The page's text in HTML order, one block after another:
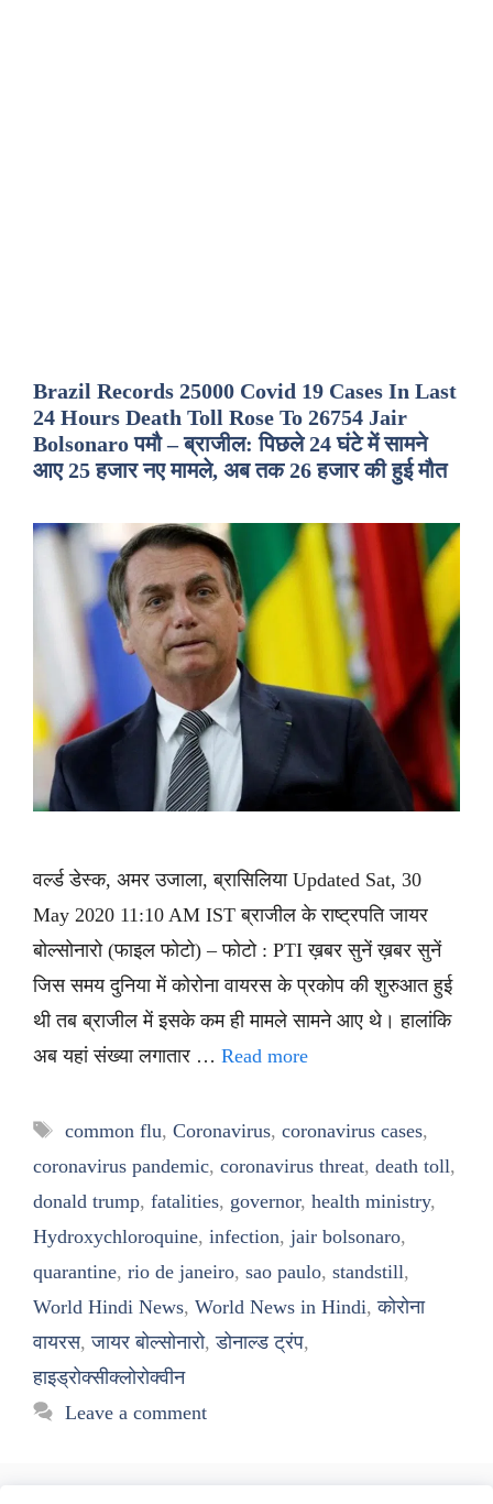
Brazil Records 25000 Covid 19 Cases In Last
24 Hours Death Toll Rose To 26754 Jair
Bolsonaro पमौ – ब्राजील: पिछले 24 घंटे में सामने
आए 25 हजार नए मामले, अब तक 26 हजार की हुई मौत
वर्ल्ड डेस्क, अमर उजाला, ब्रासिलिया Updated Sat, 30
May 2020 11:10 AM IST ब्राजील के राष्ट्रपति जायर
बोल्सोनारो (फाइल फोटो) – फोटो : PTI ख़बर सुनें ख़बर सुनें
जिस समय दुनिया में कोरोना वायरस के प्रकोप की शुरुआत हुई
थी तब ब्राजील में इसके कम ही मामले सामने आए थे। हालांकि
अब यहां संख्या लगातार … Read more
Tags
common flu, Coronavirus, coronavirus cases,
coronavirus pandemic, coronavirus threat, death toll,
donald trump, fatalities, governor, health ministry,
Hydroxychloroquine, infection, jair bolsonaro,
quarantine, rio de janeiro, sao paulo, standstill,
World Hindi News, World News in Hindi,कोरोना
वायरस,जायर बोल्सोनारो,डोनाल्ड ट्रंप,
हाइड्रोक्सीक्लोरोक्वीन
Leave a comment